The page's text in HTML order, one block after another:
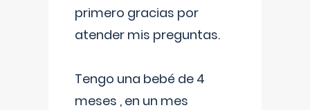
primero gracias por
atender mis preguntas.
Tengo una bebé de 4
meses , en un mes